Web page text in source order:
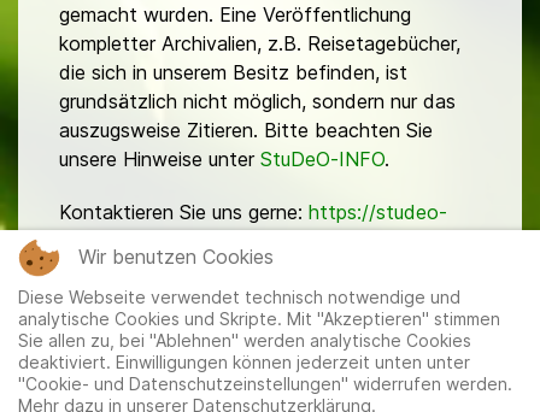
gemacht wurden. Eine Veröffentlichung
kompletter Archivalien, z.B. Reisetagebücher,
die sich in unserem Besitz befinden, ist
grundsätzlich nicht möglich, sondern nur das
auszugsweise Zitieren. Bitte beachten Sie
unsere Hinweise unter StuDeO-INFO.
Kontaktieren Sie uns gerne: https://studeo-
Wir benutzen Cookies
Diese Webseite verwendet technisch notwendige und
analytische Cookies und Skripte. Mit "Akzeptieren" stimmen
Sie allen zu, bei "Ablehnen" werden analytische Cookies
deaktiviert. Einwilligungen können jederzeit unten unter
"Cookie- und Datenschutzeinstellungen" widerrufen werden.
Mehr dazu in unserer Datenschutzerklärung.